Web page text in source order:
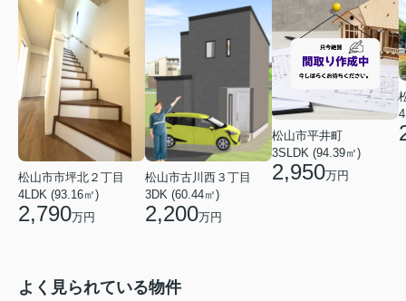
松山市市坪北２丁目
4LDK (93.16㎡)
2,790万円
松山市古川西３丁目
3DK (60.44㎡)
2,200万円
松山市平井町
3SLDK (94.39㎡)
2,950万円
よく見られている物件